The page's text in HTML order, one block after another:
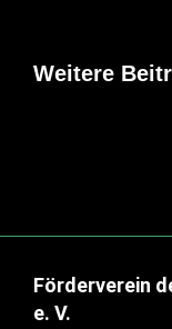
Weitere
Förderverein
e. V.